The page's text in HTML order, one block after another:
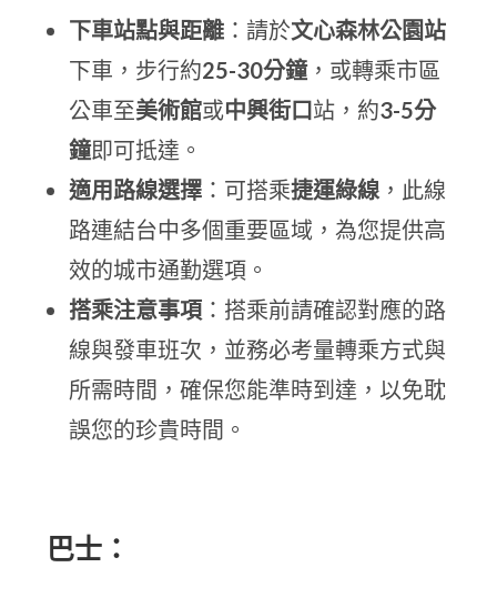
下車站點與距離 ：請於文心森林公園站
下車，步行約25-30分鐘，或轉乘市區
公車至美術館或中興街口站，約3-5分
鐘即可抵達。
適用路線選擇 ：可搭乘捷運綠線 ，此線
路連結台中多個重要區域，為您提供高
效的城市通勤選項。
搭乘注意事項 ：搭乘前請確認對應的路
線與發車班次，並務必考量轉乘方式與
所需時間，確保您能準時到達，以免耽
誤您的珍貴時間。
巴士：